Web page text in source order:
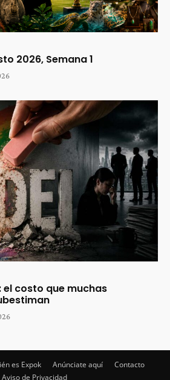
2026, Semana 1
el costo que muchas
es Expok Anúnciate aquí
Contacto
Aviso de Privacidad